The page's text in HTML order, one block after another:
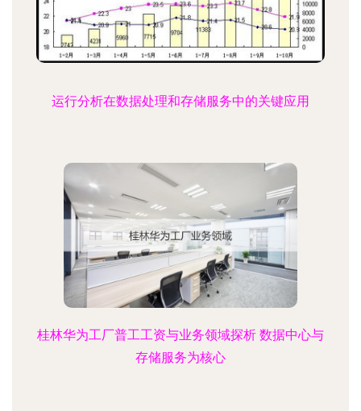
运行分析在数据处理和存储服务中的关键应用
桂林华为工厂普工工资与业务领域探析 数据中心与
存储服务为核心